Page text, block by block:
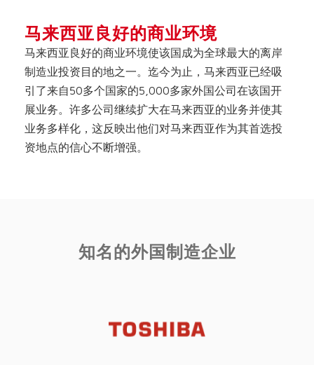
马来西亚良好的商业环境
马来西亚良好的商业环境使该国成为全球最大的离岸
制造业投资目的地之一。迄今为止，马来西亚已经吸
引了来自50多个国家的5,000多家外国公司在该国开
展业务。许多公司继续扩大在马来西亚的业务并使其
业务多样化，这反映出他们对马来西亚作为其首选投
资地点的信心不断增强。
知名的外国制造企业